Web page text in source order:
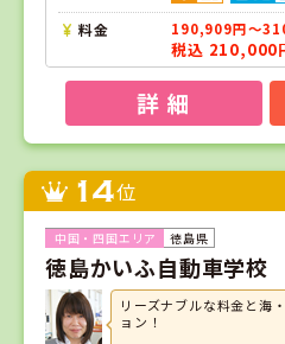
料金 190,909円～
税込 210,000
詳 細
14位
徳島県
徳島かいふ自動車学校
リーズナブルな料金と海
ョン！